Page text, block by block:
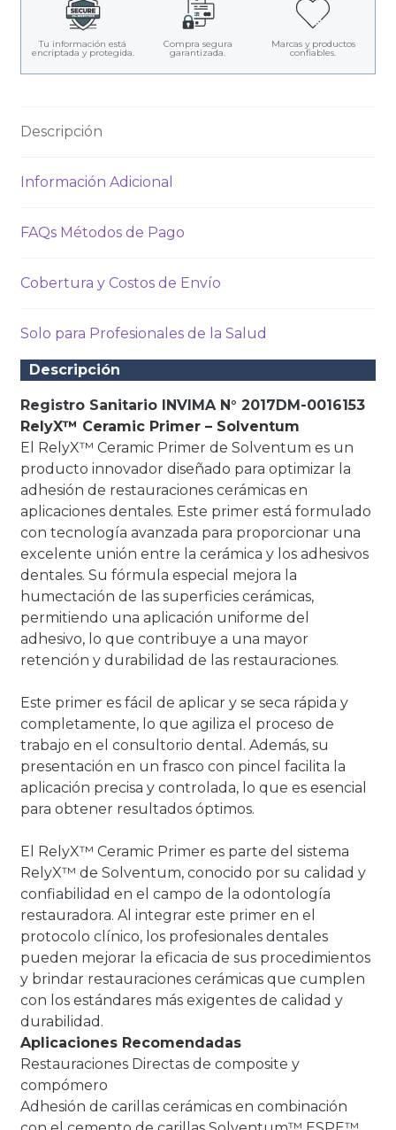
Tu información está
encriptada y protegida.
Compra segura
garantizada.
Marcas y productos
confiables.
Descripción
Información Adicional
FAQs Métodos de Pago
Cobertura y Costos de Envío
Solo para Profesionales de la Salud
Descripción
Registro Sanitario INVIMA N° 2017DM-0016153
RelyX™ Ceramic Primer – Solventum
El RelyX™ Ceramic Primer de Solventum es un
producto innovador diseñado para optimizar la
adhesión de restauraciones cerámicas en
aplicaciones dentales. Este primer está formulado
con tecnología avanzada para proporcionar una
excelente unión entre la cerámica y los adhesivos
dentales. Su fórmula especial mejora la
humectación de las superficies cerámicas,
permitiendo una aplicación uniforme del
adhesivo, lo que contribuye a una mayor
retención y durabilidad de las restauraciones.
Este primer es fácil de aplicar y se seca rápida y
completamente, lo que agiliza el proceso de
trabajo en el consultorio dental. Además, su
presentación en un frasco con pincel facilita la
aplicación precisa y controlada, lo que es esencial
para obtener resultados óptimos.
El RelyX™ Ceramic Primer es parte del sistema
RelyX™ de Solventum, conocido por su calidad y
confiabilidad en el campo de la odontología
restauradora. Al integrar este primer en el
protocolo clínico, los profesionales dentales
pueden mejorar la eficacia de sus procedimientos
y brindar restauraciones cerámicas que cumplen
con los estándares más exigentes de calidad y
durabilidad.
Aplicaciones Recomendadas
Restauraciones Directas de composite y
compómero
Adhesión de carillas cerámicas en combinación